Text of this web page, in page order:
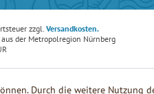
zzgl.Versandkosten.
der Metropolregion Nürnberg
Durch die weitere Nutzung